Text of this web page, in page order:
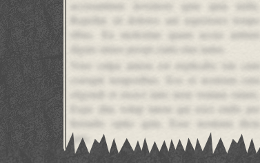
accusantium inventore quia quia nulla.
Repellat sit dolores aut asperiores tempo
ribus. Ea molestiae quam accus antium
dignis simos perspi ciatis eius natus.
Vero culpa autem est explicabo iste cum
corrupti temporibus. Eos et nostrum cum
eligendi et exerci tatio nem veniam omnis.
Expe dita volup tatem qui reici endis per
ferendis optio quia. Esse nostrum dicta
quis.
Vero culpa autem est explicabo iste cum